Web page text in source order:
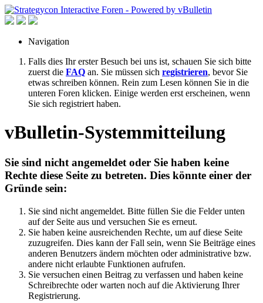
Navigation
Falls dies Ihr erster Besuch bei uns ist, schauen Sie sich bitte
zuerst die FAQ an. Sie müssen sich registrieren, bevor Sie
etwas schreiben können. Rein zum Lesen können Sie in die
unteren Foren klicken. Einige werden erst erscheinen, wenn
Sie sich registriert haben.
vBulletin-Systemmitteilung
Sie sind nicht angemeldet oder Sie haben keine
Rechte diese Seite zu betreten. Dies könnte einer der
Gründe sein:
Sie sind nicht angemeldet. Bitte füllen Sie die Felder unten
auf der Seite aus und versuchen Sie es erneut.
Sie haben keine ausreichenden Rechte, um auf diese Seite
zuzugreifen. Dies kann der Fall sein, wenn Sie Beiträge eines
anderen Benutzers ändern möchten oder administrative bzw.
andere nicht erlaubte Funktionen aufrufen.
Sie versuchen einen Beitrag zu verfassen und haben keine
Schreibrechte oder warten noch auf die Aktivierung Ihrer
Registrierung.